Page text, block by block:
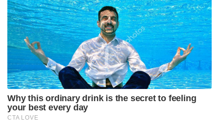
Why this ordinary drink is the secret to feeling
your best every day
CTA LOVE